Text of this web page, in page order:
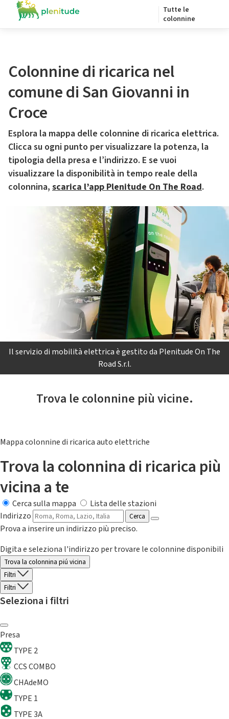
Tutte le
colonnine
Colonnine di ricarica nel
comune di San Giovanni in
Croce
Esplora la mappa delle colonnine di ricarica elettrica.
Clicca su ogni punto per visualizzare la potenza, la
tipologia della presa e l’indirizzo. E se vuoi
visualizzare la disponibilità in tempo reale della
colonnina, scarica l’app Plenitude On The Road.
Il servizio di mobilità elettrica è gestito da Plenitude On The
Road S.r.l.
Trova le colonnine più vicine.
Mappa colonnine di ricarica auto elettriche
Trova la colonnina di ricarica più
vicina a te
Cerca sulla mappa
Lista delle stazioni
Indirizzo
Cerca
Prova a inserire un indirizzo più preciso.
Digita e seleziona l'indirizzo per trovare le colonnine disponibili
Trova la colonnina piú vicina
Filtri
Filtri
Seleziona i filtri
Presa
TYPE 2
CCS COMBO
CHAdeMO
TYPE 1
TYPE 3A